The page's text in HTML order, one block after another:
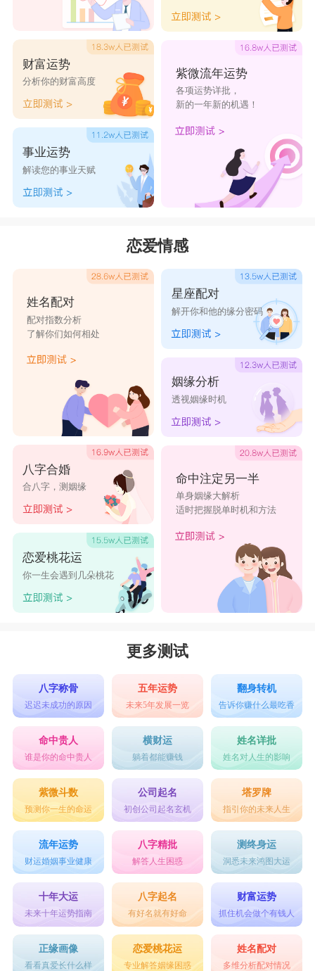
财富运势
分析你的财富高度
事业运势
解读您的事业天赋
紫微流年运势
各项运势详批，
新的一年新的机遇！
恋爱情感
姓名配对
配对指数分析
了解你们如何相处
八字合婚
合八字，测姻缘
恋爱桃花运
你一生会遇到几朵桃花
星座配对
解开你和他的缘分密码
姻缘分析
透视姻缘时机
命中注定另一半
单身姻缘大解析
适时把握脱单时机和方法
更多测试
八字称骨
迟迟未成功的原因
五年运势
未来5年发展一览
翻身转机
告诉你赚什么最吃香
命中贵人
谁是你的命中贵人
横财运
躺着都能赚钱
姓名详批
姓名对人生的影响
紫微斗数
预测你一生的命运
公司起名
初创公司起名玄机
塔罗牌
指引你的未来人生
流年运势
财运婚姻事业健康
八字精批
解答人生困惑
测终身运
洞悉未来鸿图大运
十年大运
未来十年运势指南
八字起名
有好名就有好命
财富运势
抓住机会做个有钱人
正缘画像
看看真爱长什么样
恋爱桃花运
专业解答姻缘困惑
姓名配对
多维分析配对情况